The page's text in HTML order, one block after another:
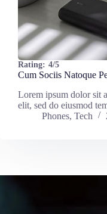
Rating: 4/5
Cum Sociis Natoque
Lorem ipsum dolor sit
elit, sed do eiusmod
Phones, Tech